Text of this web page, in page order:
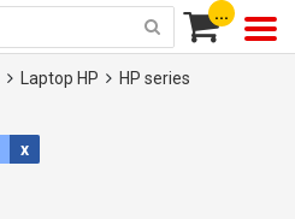
...
Laptop HP
HP series
x